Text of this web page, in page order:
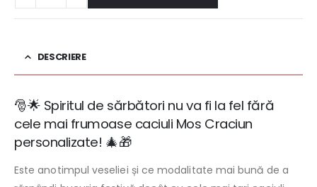
DESCRIERE
🎅🌟 Spiritul de sărbători nu va fi la fel fără
cele mai frumoase caciuli Mos Craciun
personalizate! 🎄🎁
Este anotimpul veseliei și ce modalitate mai bună de a